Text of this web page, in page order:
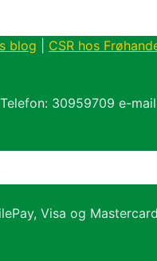
blog CSR hos
30959709 e-
Visa og